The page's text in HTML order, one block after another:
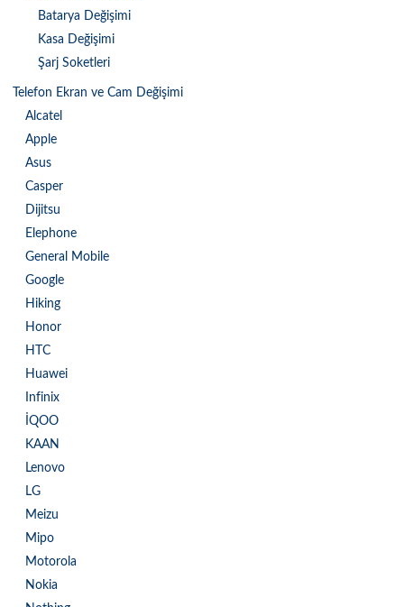
Batarya Değişimi
Kasa Değişimi
Şarj Soketleri
Telefon Ekran ve Cam Değişimi
Alcatel
Apple
Asus
Casper
Dijitsu
Elephone
General Mobile
Google
Hiking
Honor
HTC
Huawei
Infinix
İQOO
KAAN
Lenovo
LG
Meizu
Mipo
Motorola
Nokia